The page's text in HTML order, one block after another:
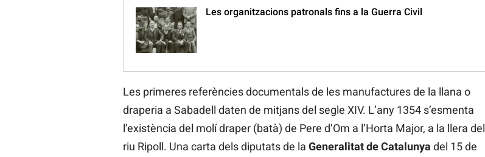
Les organitzacions patronals fins a la Guerra Civil
Les primeres referències documentals de les manufactures de la llana o
draperia a Sabadell daten de mitjans del segle XIV. L’any 1354 s’esmenta
l’existència del molí draper (batà) de Pere d’Om a l’Horta Major, a la llera del
riu Ripoll. Una carta dels diputats de la Generalitat de Catalunya del 15 de